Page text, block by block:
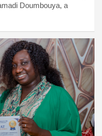
Doumbouya, a